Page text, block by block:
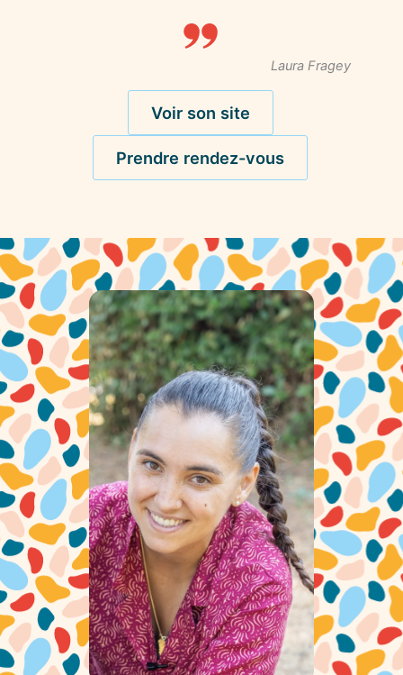
Laura Fragey
Voir son site
Prendre rendez-vous